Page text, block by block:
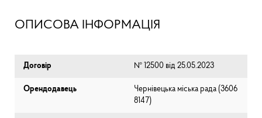
ОПИСОВА ІНФОРМАЦІЯ
Договір № 12500 від 25.05.2023
Орендодавець
Чернівецька міська рада (⁨3606
8147⁩)